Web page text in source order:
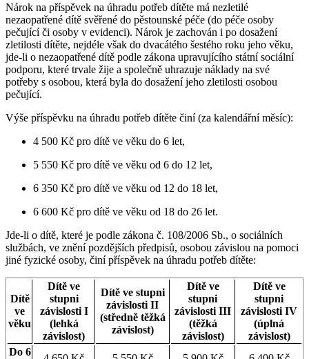
Nárok na příspěvek na úhradu potřeb dítěte má nezletilé
nezaopatřené dítě svěřené do pěstounské péče (do péče osoby
pečující či osoby v evidenci). Nárok je zachován i po dosažení
zletilosti dítěte, nejdéle však do dvacátého šestého roku jeho věku,
jde-li o nezaopatřené dítě podle zákona upravujícího státní sociální
podporu, které trvale žije a společně uhrazuje náklady na své
potřeby s osobou, která byla do dosažení jeho zletilosti osobou
pečující.
Výše příspěvku na úhradu potřeb dítěte činí (za kalendářní měsíc):
4 500 Kč pro dítě ve věku do 6 let,
5 550 Kč pro dítě ve věku od 6 do 12 let,
6 350 Kč pro dítě ve věku od 12 do 18 let,
6 600 Kč pro dítě ve věku od 18 do 26 let.
Jde-li o dítě, které je podle zákona č. 108/2006 Sb., o sociálních
službách, ve znění pozdějších předpisů, osobou závislou na pomoci
jiné fyzické osoby, činí příspěvek na úhradu potřeb dítěte:
Dítě
ve
věku
Dítě ve
stupni
závislosti I
(lehká
závislost)
Dítě ve stupni
závislosti II
(středně těžká
závislost)
Dítě ve
stupni
závislosti III
(těžká
závislost)
Dítě ve
stupni
závislosti IV
(úplná
závislost)
Do 6